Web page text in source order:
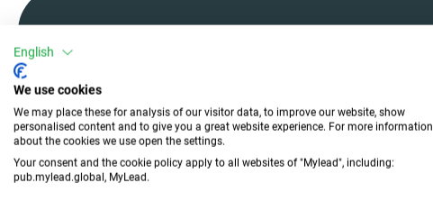
हमसे जुड़ें और उपयुक्त अभियान
चुनें
MyLead के यूजर में शामिल हों और सबसे
English
We use cookies
We may place these for analysis of our visitor data, to improve our website, show
personalised content and to give you a great website experience. For more information
about the cookies we use open the settings.
Your consent and the cookie policy apply to all websites of "Mylead", including:
pub.mylead.global, MyLead.